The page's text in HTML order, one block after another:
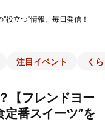
"役立つ"情報、毎日発信！
注目イベント く
【フレンドヨー
定番スイーツ”を